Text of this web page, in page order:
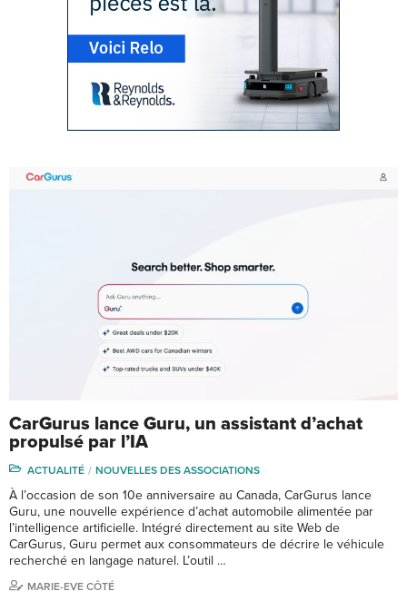
CarGurus lance Guru, un assistant d’achat
propulsé par l’IA
ACTUALITÉ NOUVELLES DES ASSOCIATIONS
À l’occasion de son 10e anniversaire au Canada, CarGurus lance
Guru, une nouvelle expérience d’achat automobile alimentée par
l’intelligence artificielle. Intégré directement au site Web de
CarGurus, Guru permet aux consommateurs de décrire le véhicule
recherché en langage naturel. L’outil …
MARIE-EVE CÔTÉ